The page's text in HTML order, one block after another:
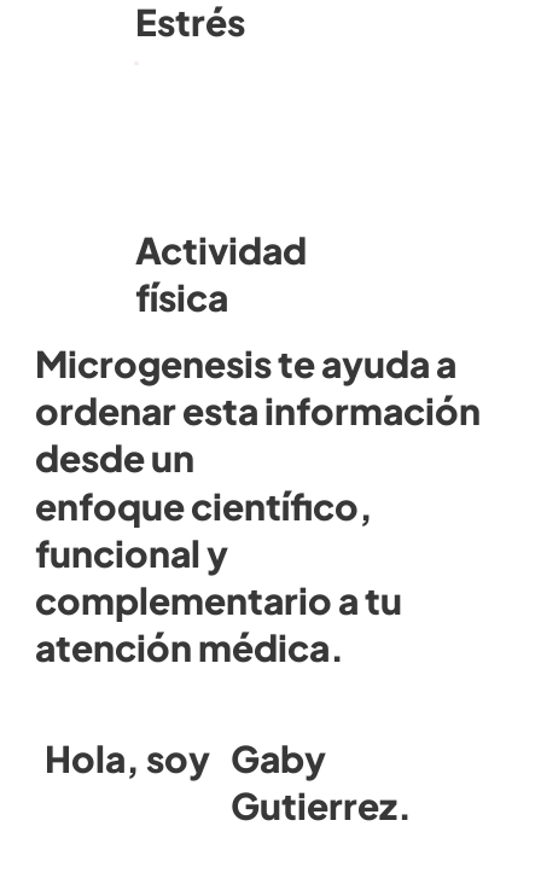
Estrés
Actividad
física
Microgenesis te ayuda a
ordenar esta información
desde un
enfoque científico,
funcional y
complementario a tu
atención médica.
Hola, soy Gaby
Gutierrez.